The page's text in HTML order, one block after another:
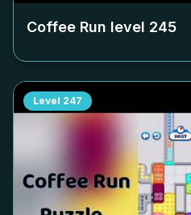
Coffee Run level 245
Level 247